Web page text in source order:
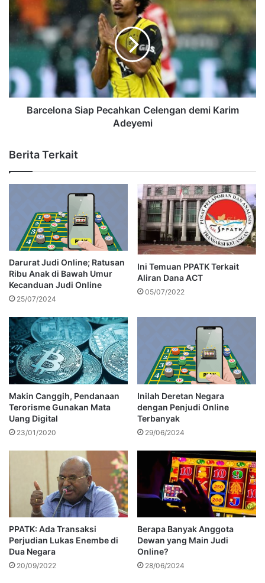
Barcelona Siap Pecahkan Celengan demi Karim
Adeyemi
Berita Terkait
Darurat Judi Online; Ratusan
Ribu Anak di Bawah Umur
Kecanduan Judi Online
25/07/2024
Ini Temuan PPATK Terkait
Aliran Dana ACT
05/07/2022
Makin Canggih, Pendanaan
Terorisme Gunakan Mata
Uang Digital
23/01/2020
Inilah Deretan Negara
dengan Penjudi Online
Terbanyak
29/06/2024
PPATK: Ada Transaksi
Perjudian Lukas Enembe di
Dua Negara
20/09/2022
Berapa Banyak Anggota
Dewan yang Main Judi
Online?
28/06/2024